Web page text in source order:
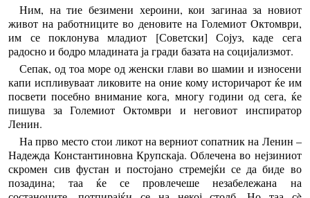
Ним, на тие безимени хероини, кои загинаа за новиот
живот на работниците во деновите на Големиот Октомври,
им се поклонува младиот [Советски] Сојуз, каде сега
радосно и бодро младината ја гради базата на социјализмот.
Сепак, од тоа море од женски глави во шамии и износени
капи испливуваат ликовите на оние кому историчарот ќе им
посвети посебно внимание кога, многу години од сега, ќе
пишува за Големиот Октомври и неговиот инспиратор
Ленин.
На прво место стои ликот на верниот сопатник на Ленин –
Надежда Константиновна Крупскаја. Облечена во нејзиниот
скромен сив фустан и постојано стремејќи се да биде во
позадина; таа ќе се провлечеше незабележана на